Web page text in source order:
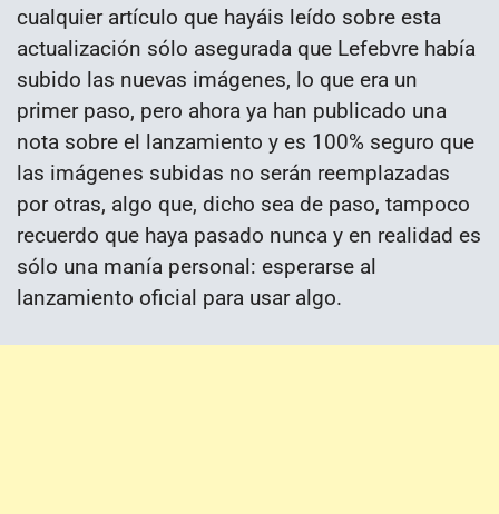
cualquier artículo que hayáis leído sobre esta
actualización sólo asegurada que Lefebvre había
subido las nuevas imágenes, lo que era un
primer paso, pero ahora ya han publicado una
nota sobre el lanzamiento y es 100% seguro que
las imágenes subidas no serán reemplazadas
por otras, algo que, dicho sea de paso, tampoco
recuerdo que haya pasado nunca y en realidad es
sólo una manía personal: esperarse al
lanzamiento oficial para usar algo.